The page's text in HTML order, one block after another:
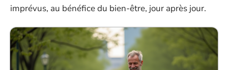
imprévus, au bénéfice du bien-être, jour après jour.